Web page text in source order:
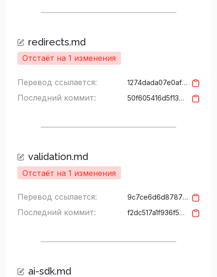
redirects.md
Отстаёт на 1 изменения
Перевод ссылается: 1274dada07e0afb8bd2f0bdf636280e2120a9eca
Последний коммит: 50f605416d5f13d54ec3db6f22c3d404dfaedff0
validation.md
Отстаёт на 1 изменения
Перевод ссылается: 9c7ce6d6d8787325ce4b24ce7788e231f800caa2
Последний коммит: f2dc517a1f936f5a5655576ea20942b48feb913b
ai-sdk.md